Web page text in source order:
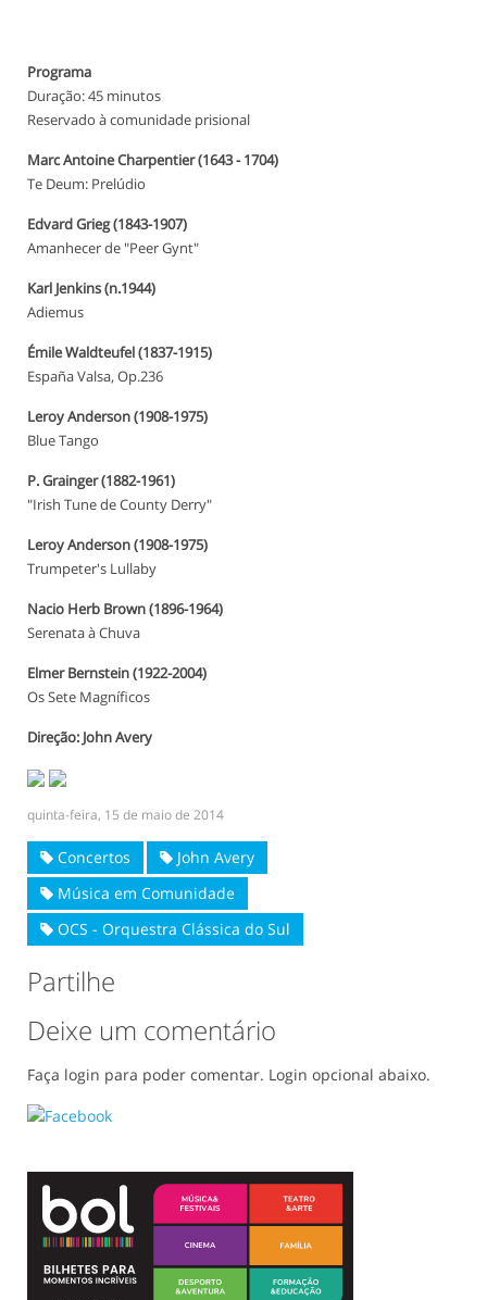
Programa
Duração: 45 minutos
Reservado à comunidade prisional
Marc Antoine Charpentier (1643 - 1704)
Te Deum: Prelúdio
Edvard Grieg (1843-1907)
Amanhecer de "Peer Gynt"
Karl Jenkins (n.1944)
Adiemus
Émile Waldteufel (1837-1915)
España Valsa, Op.236
Leroy Anderson (1908-1975)
Blue Tango
P. Grainger (1882-1961)
"Irish Tune de County Derry"
Leroy Anderson (1908-1975)
Trumpeter's Lullaby
Nacio Herb Brown (1896-1964)
Serenata à Chuva
Elmer Bernstein (1922-2004)
Os Sete Magníficos
Direção: John Avery
quinta-feira, 15 de maio de 2014
Concertos
John Avery
Música em Comunidade
OCS - Orquestra Clássica do Sul
Partilhe
Deixe um comentário
Faça login para poder comentar. Login opcional abaixo.